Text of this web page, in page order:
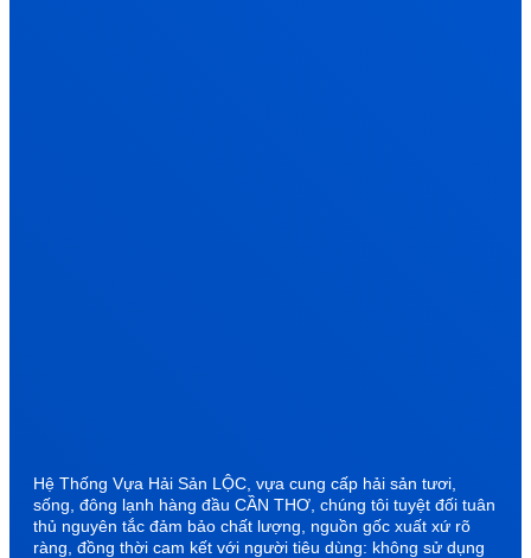
Hệ Thống Vựa Hải Sản LỘC, vựa cung cấp hải sản tươi,
sống, đông lạnh hàng đầu CẦN THƠ, chúng tôi tuyệt đối tuân
thủ nguyên tắc đảm bảo chất lượng, nguồn gốc xuất xứ rõ
ràng, đồng thời cam kết với người tiêu dùng: không sử dụng